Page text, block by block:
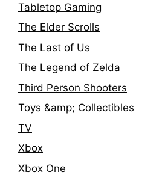
Tabletop Gaming
The Elder Scrolls
The Last of Us
The Legend of Zelda
Third Person Shooters
Toys &amp; Collectibles
TV
Xbox
Xbox One